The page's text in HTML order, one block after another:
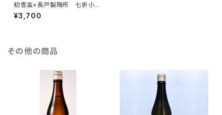
初雪盃×長戸製陶所 七折小梅
梅酒×古砥部文花格子蕎麦猪口
セット
¥3,700
その他の商品